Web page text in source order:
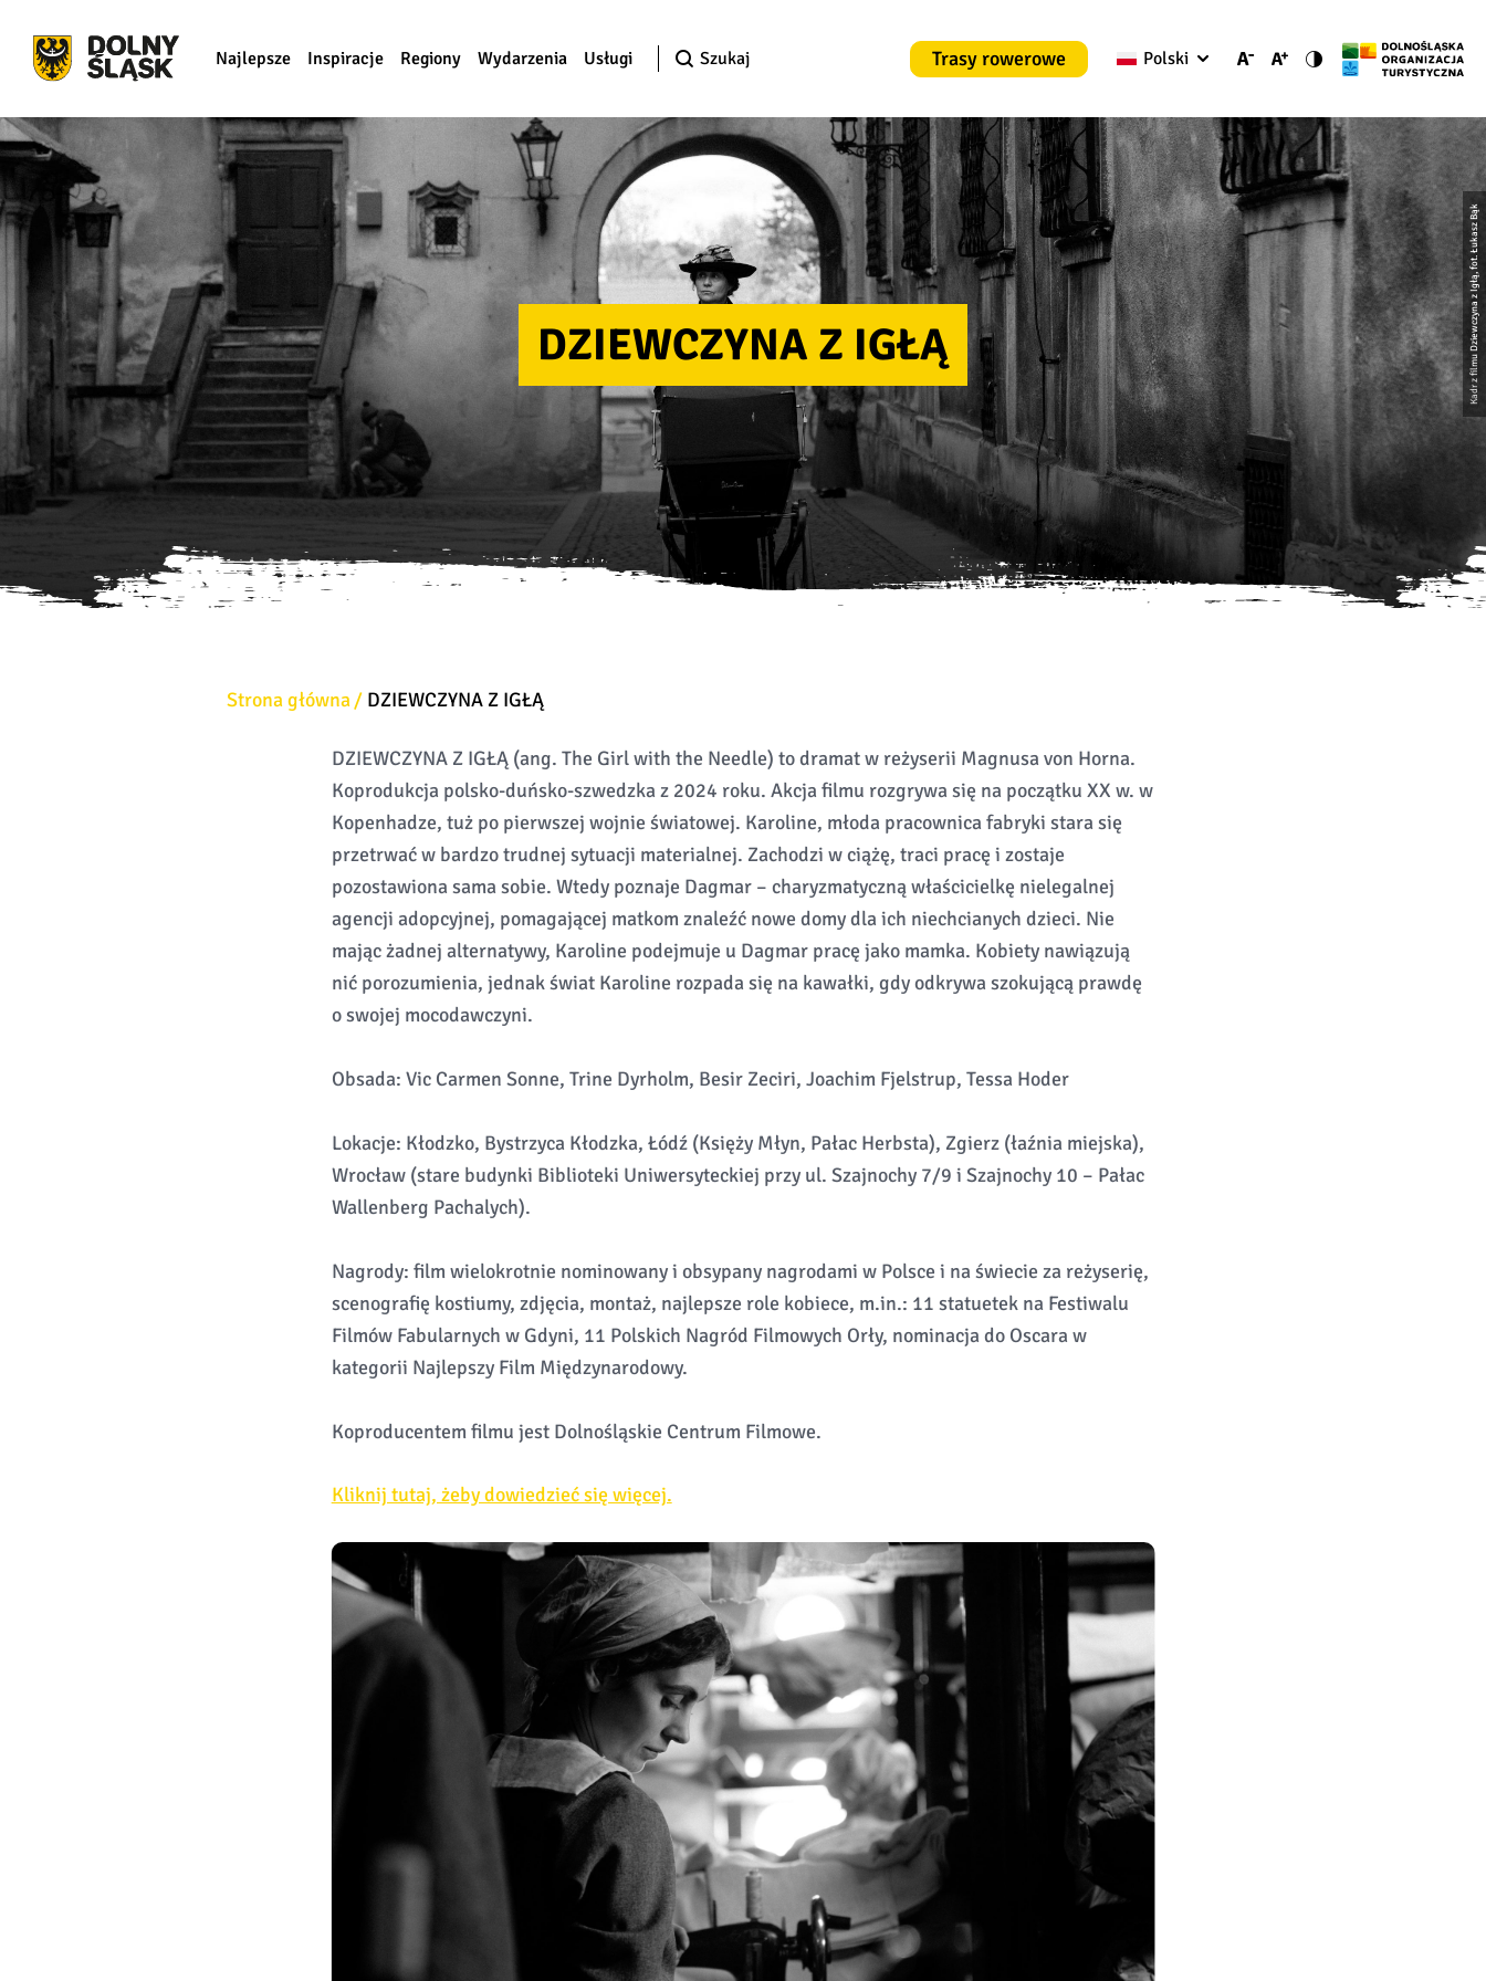
Najlepsze Inspiracje Regiony Wydarzenia Usługi Szukaj Trasy rowerowe Polski
Kadr z filmu Dziewczyna z Igłą, fot. Łukasz Bąk
DZIEWCZYNA Z IGŁĄ
Strona główna DZIEWCZYNA Z IGŁĄ
DZIEWCZYNA Z IGŁĄ (ang. The Girl with the Needle) to dramat w reżyserii Magnusa von Horna.
Koprodukcja polsko-duńsko-szwedzka z 2024 roku. Akcja filmu rozgrywa się na początku XX w. w
Kopenhadze, tuż po pierwszej wojnie światowej. Karoline, młoda pracownica fabryki stara się
przetrwać w bardzo trudnej sytuacji materialnej. Zachodzi w ciążę, traci pracę i zostaje
pozostawiona sama sobie. Wtedy poznaje Dagmar – charyzmatyczną właścicielkę nielegalnej
agencji adopcyjnej, pomagającej matkom znaleźć nowe domy dla ich niechcianych dzieci. Nie
mając żadnej alternatywy, Karoline podejmuje u Dagmar pracę jako mamka. Kobiety nawiązują
nić porozumienia, jednak świat Karoline rozpada się na kawałki, gdy odkrywa szokującą prawdę
o swojej mocodawczyni.
Obsada: Vic Carmen Sonne, Trine Dyrholm, Besir Zeciri, Joachim Fjelstrup, Tessa Hoder
Lokacje: Kłodzko, Bystrzyca Kłodzka, Łódź (Księży Młyn, Pałac Herbsta), Zgierz (łaźnia miejska),
Wrocław (stare budynki Biblioteki Uniwersyteckiej przy ul. Szajnochy 7/9 i Szajnochy 10 – Pałac
Wallenberg Pachalych).
Nagrody: film wielokrotnie nominowany i obsypany nagrodami w Polsce i na świecie za reżyserię,
scenografię kostiumy, zdjęcia, montaż, najlepsze role kobiece, m.in.: 11 statuetek na Festiwalu
Filmów Fabularnych w Gdyni, 11 Polskich Nagród Filmowych Orły, nominacja do Oscara w
kategorii Najlepszy Film Międzynarodowy.
Koproducentem filmu jest Dolnośląskie Centrum Filmowe.
Kliknij tutaj, żeby dowiedzieć się więcej.